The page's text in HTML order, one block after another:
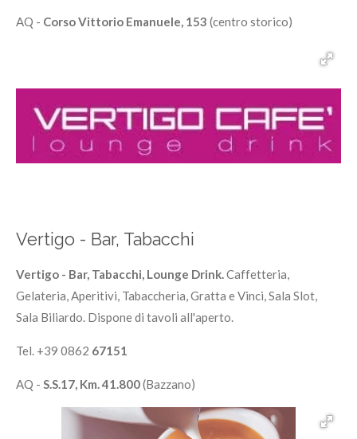
AQ - Corso Vittorio Emanuele, 153 (centro storico)
Vertigo - Bar, Tabacchi
Vertigo - Bar, Tabacchi, Lounge Drink.Caffetteria,
Gelateria, Aperitivi, Tabaccheria, Gratta e Vinci, Sala Slot,
Sala Biliardo. Dispone di tavoli all'aperto.
Tel. +39 0862 67151
AQ - S.S.17, Km. 41.800(Bazzano)